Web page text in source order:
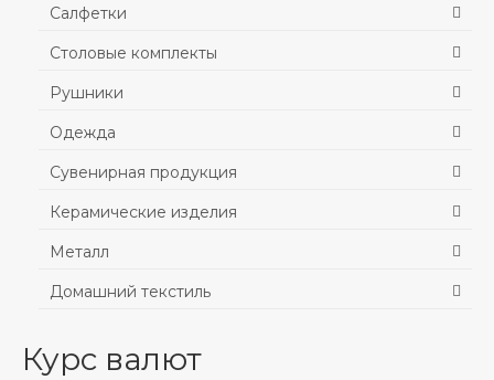
Салфетки
Столовые комплекты
Рушники
Одежда
Сувенирная продукция
Керамические изделия
Металл
Домашний текстиль
Курс валют